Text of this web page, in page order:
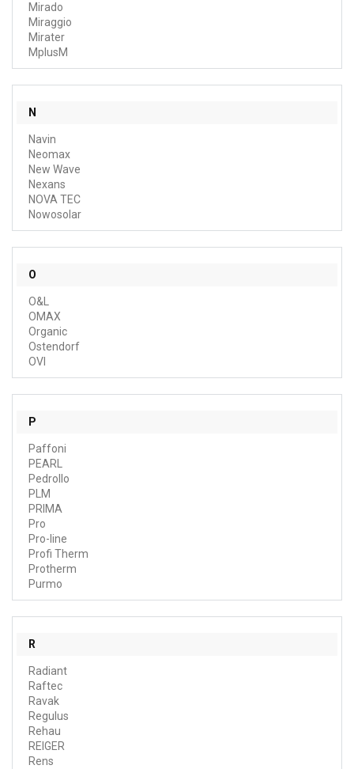
Mirado
Miraggio
Mirater
MplusM
N
Navin
Neomax
New Wave
Nexans
NOVA TEC
Nowosolar
O
O&L
OMAX
Organic
Ostendorf
OVI
P
Paffoni
PEARL
Pedrollo
PLM
PRIMA
Pro
Pro-line
Profi Therm
Protherm
Purmo
R
Radiant
Raftec
Ravak
Regulus
Rehau
REIGER
Rens